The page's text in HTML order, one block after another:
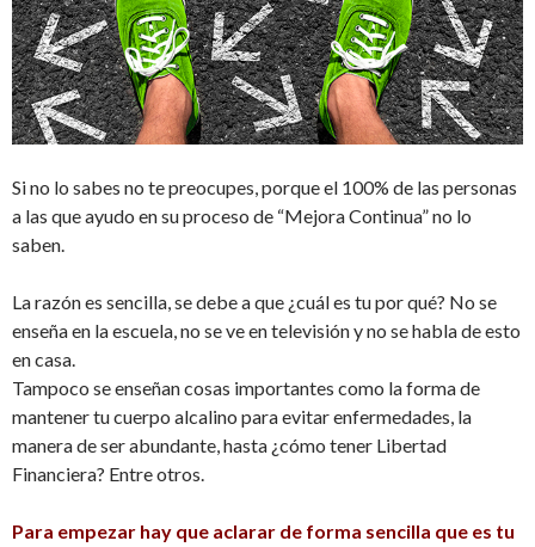
Si no lo sabes no te preocupes, porque el 100% de las personas
a las que ayudo en su proceso de “Mejora Continua” no lo
saben.
La razón es sencilla, se debe a que ¿cuál es tu por qué? No se
enseña en la escuela, no se ve en televisión y no se habla de esto
en casa.
Tampoco se enseñan cosas importantes como la forma de
mantener tu cuerpo alcalino para evitar enfermedades, la
manera de ser abundante, hasta ¿cómo tener Libertad
Financiera? Entre otros.
Para empezar hay que aclarar de forma sencilla que es tu